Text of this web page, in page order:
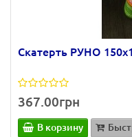
Скатерть РУНО
367.00грн
В корзину